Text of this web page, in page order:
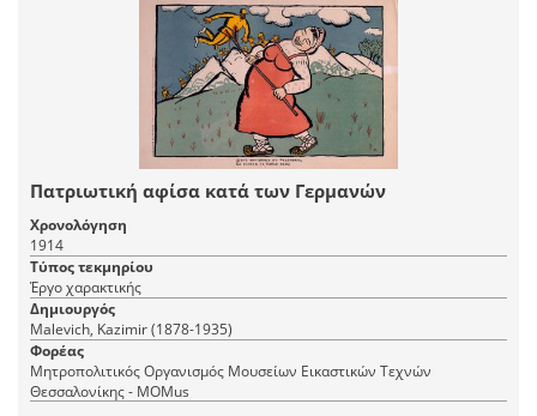
Πατριωτική αφίσα κατά των Γερμανών
Χρονολόγηση
1914
Τύπος τεκμηρίου
Έργο χαρακτικής
Δημιουργός
Malevich, Kazimir (1878-1935)
Φορέας
Μητροπολιτικός Οργανισμός Μουσείων Εικαστικών Τεχνών
Θεσσαλονίκης - MOMus